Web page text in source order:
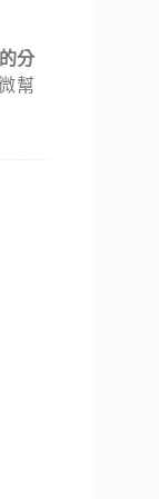
分
幫